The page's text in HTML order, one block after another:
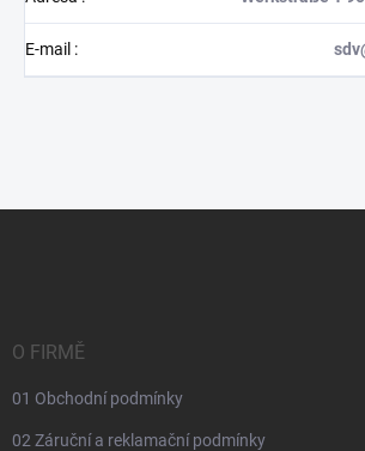
E-mail :
O FIRMĚ
01 Obchodní podmínky
02 Záruční a reklamační podmínky